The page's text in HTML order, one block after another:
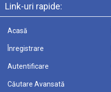
Link-uri rapide:
Acasă
Înregistrare
Autentificare
Căutare Avansată